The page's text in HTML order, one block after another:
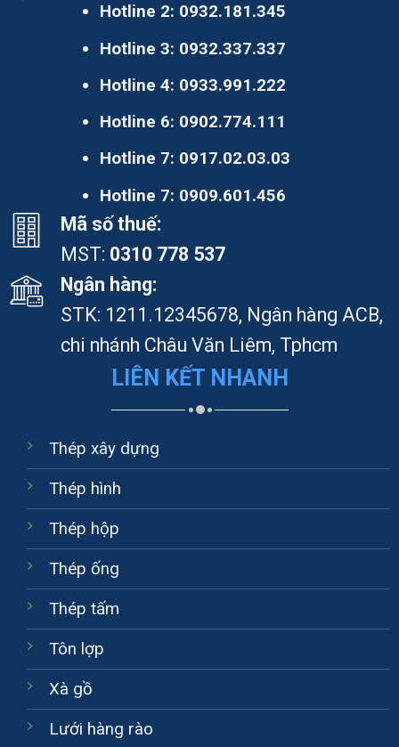
Hotline 2: 0932.181.345
Hotline 3: 0932.337.337
Hotline 4: 0933.991.222
Hotline 6: 0902.774.111
Hotline 7: 0917.02.03.03
Hotline 7: 0909.601.456
Mã số thuế:
MST: 0310 778 537
Ngân hàng:
STK: 1211.12345678, Ngân hàng ACB,
chi nhánh Châu Văn Liêm, Tphcm
LIÊN KẾT NHANH
Thép xây dựng
Thép hình
Thép hộp
Thép ống
Thép tấm
Tôn lợp
Xà gồ
Lưới hàng rào